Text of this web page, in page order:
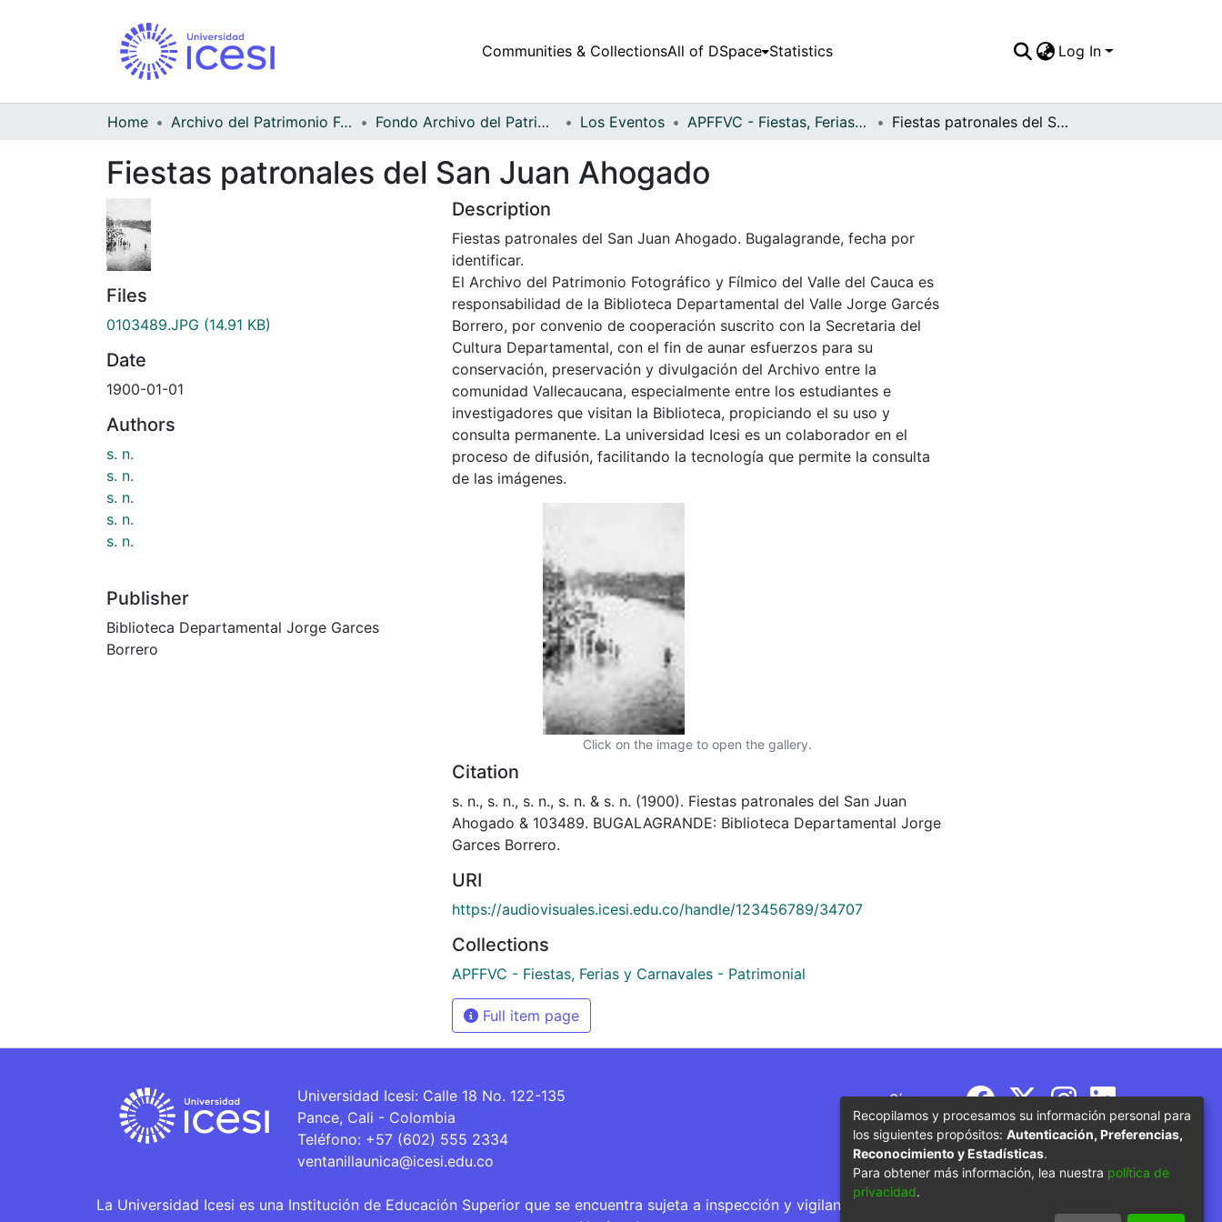
Communities & CollectionsAll of DSpace Statistics Log In
Home Archivo del Patrimonio Fotográfico y Fílmico del Valle del Cauca Fondo Archivo del Patrimonio Fotográfico y Fílmico del Valle del Cauca Los Eventos APFFVC - Fiestas, Ferias y Carnavales - Patrimonial Fiestas patronales del San Juan Ahogado
Fiestas patronales del San Juan Ahogado
Files
0103489.JPG (14.91 KB)
Date
1900-01-01
Authors
s. n.
s. n.
s. n.
s. n.
s. n.
Publisher
Biblioteca Departamental Jorge Garces
Borrero
Description
Fiestas patronales del San Juan Ahogado. Bugalagrande, fecha por
identificar.
El Archivo del Patrimonio Fotográfico y Fílmico del Valle del Cauca es
responsabilidad de la Biblioteca Departamental del Valle Jorge Garcés
Borrero, por convenio de cooperación suscrito con la Secretaria del
Cultura Departamental, con el fin de aunar esfuerzos para su
conservación, preservación y divulgación del Archivo entre la
comunidad Vallecaucana, especialmente entre los estudiantes e
investigadores que visitan la Biblioteca, propiciando el su uso y
consulta permanente. La universidad Icesi es un colaborador en el
proceso de difusión, facilitando la tecnología que permite la consulta
de las imágenes.
Click on the image to open the gallery.
Citation
s. n., s. n., s. n., s. n. & s. n. (1900). Fiestas patronales del San Juan
Ahogado & 103489. BUGALAGRANDE: Biblioteca Departamental Jorge
Garces Borrero.
URI
https://audiovisuales.icesi.edu.co/handle/123456789/34707
Collections
APFFVC - Fiestas, Ferias y Carnavales - Patrimonial
Full item page
Universidad Icesi: Calle 18 No. 122-135
Pance, Cali - Colombia
Teléfono: +57 (602) 555 2334
ventanillaunica@icesi.edu.co
Síguenos
La Universidad Icesi es una Institución de Educación Superior que se encuentra sujeta a inspección y vigilancia por parte del Ministerio de Educación
Recopilamos y procesamos su información personal para
los siguientes propósitos: Autenticación, Preferencias,
Reconocimiento y Estadísticas.
Para obtener más información, lea nuestra política de
privacidad.